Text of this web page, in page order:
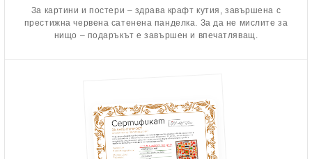
За картини и постери – здрава крафт кутия, завършена с
престижна червена сатенена панделка. За да не мислите за
нищо – подаръкът е завършен и впечатляващ.